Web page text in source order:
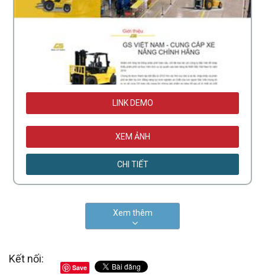
LINK DEMO
XEM ẢNH
CHI TIẾT
Xem thêm
Kết nối:
Save